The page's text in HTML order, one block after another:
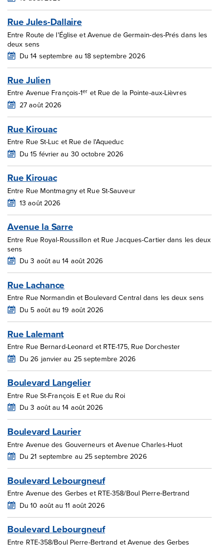
Rue Jules-Dallaire
Entre Route de l'Église et Avenue de Germain-des-Prés dans les
deux sens
Du 14 septembre au 18 septembre 2026
Rue Julien
Entre Avenue François-1er et Rue de la Pointe-aux-Lièvres
27 août 2026
Rue Kirouac
Entre Rue St-Luc et Rue de l'Aqueduc
Du 15 février au 30 octobre 2026
Rue Kirouac
Entre Rue Montmagny et Rue St-Sauveur
13 août 2026
Avenue la Sarre
Entre Rue Royal-Roussillon et Rue Jacques-Cartier dans les deux
sens
Du 3 août au 14 août 2026
Rue Lachance
Entre Rue Normandin et Boulevard Central dans les deux sens
Du 5 août au 19 août 2026
Rue Lalemant
Entre Rue Bernard-Leonard et RTE-175, Rue Dorchester
Du 26 janvier au 25 septembre 2026
Boulevard Langelier
Entre Rue St-François E et Rue du Roi
Du 3 août au 14 août 2026
Boulevard Laurier
Entre Avenue des Gouverneurs et Avenue Charles-Huot
Du 21 septembre au 25 septembre 2026
Boulevard Lebourgneuf
Entre Avenue des Gerbes et RTE-358/Boul Pierre-Bertrand
Du 10 août au 11 août 2026
Boulevard Lebourgneuf
Entre RTE-358/Boul Pierre-Bertrand et Avenue des Gerbes